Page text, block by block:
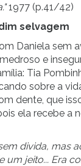
1977 (p.41/42)
selvagem
Daniela sem
e
Tia
sobre a
dente, que
ela recebe a
divida, mas
um jeito... Era